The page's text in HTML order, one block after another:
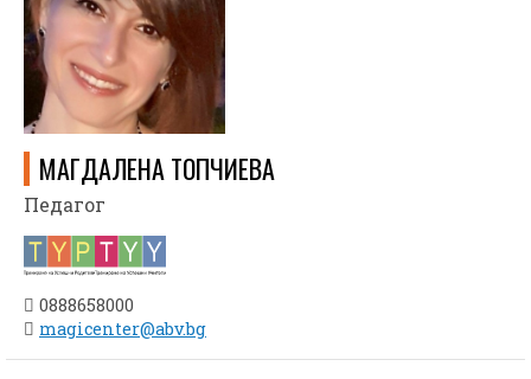
МАГДАЛЕНА ТОПЧИЕВА
Педагог
0888658000
magicenter@abv.bg